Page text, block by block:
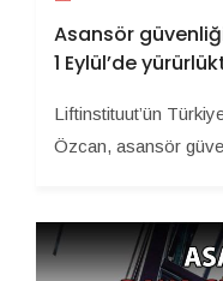
Asansör
1 Eylül’de
Liftinstituut’ün
Özcan, asansör